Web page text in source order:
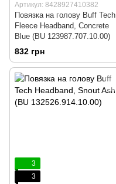
Артикул: 8428927410382
Повязка на голову Buff Tech
Fleece Headband, Concrete
Blue (BU 123987.707.10.00)
832 грн
3
3